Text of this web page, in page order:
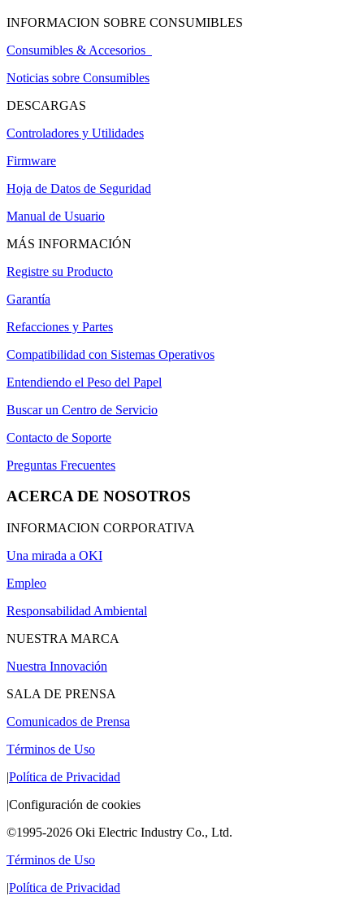
INFORMACION SOBRE CONSUMIBLES
Consumibles & Accesorios
Noticias sobre Consumibles
DESCARGAS
Controladores y Utilidades
Firmware
Hoja de Datos de Seguridad
Manual de Usuario
MÁS INFORMACIÓN
Registre su Producto
Garantía
Refacciones y Partes
Compatibilidad con Sistemas Operativos
Entendiendo el Peso del Papel
Buscar un Centro de Servicio
Contacto de Soporte
Preguntas Frecuentes
ACERCA DE NOSOTROS
INFORMACION CORPORATIVA
Una mirada a OKI
Empleo
Responsabilidad Ambiental
NUESTRA MARCA
Nuestra Innovación
SALA DE PRENSA
Comunicados de Prensa
Términos de Uso
|Política de Privacidad
|Configuración de cookies
©1995-2026 Oki Electric Industry Co., Ltd.
Términos de Uso
|Política de Privacidad